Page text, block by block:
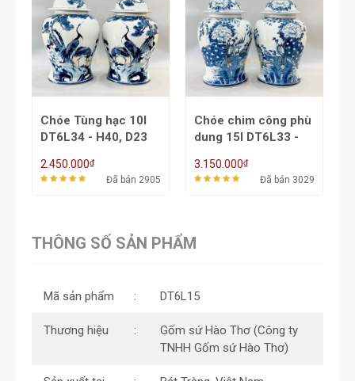
Chóe Tùng hạc 10l
DT6L34 - H40, D23
2.450.000₫
Đã bán 2905
Chóe chim công phù
dung 15l DT6L33 -
3.150.000₫
Đã bán 3029
THÔNG SỐ SẢN PHẨM
Mã sản phẩm DT6L15
Thương hiệu
Gốm sứ Hào Thơ (Công ty
TNHH Gốm sứ Hào Thơ)